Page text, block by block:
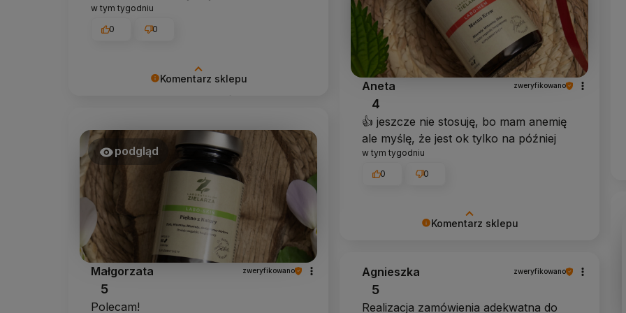
Komentarz sklepu
sprostać wymaganiom klientów takich
jak Ty i jesteśmy zadowoleni, że nam się
udało. Mamy nadzieję, że do nas
wrócisz :) Pozdrawiamy
w tym tygodniu
0 0
Komentarz sklepu
satysfakcja klienta i Twoja recenzja
potwierdza nasze wysiłki - dziękujemy
Aneta zweryfikowano
4
👍️ jeszcze nie stosuję, bo mam anemię
ale myślę, że jest ok tylko na później
w tym tygodniu
0 0
podgląd
Małgorzata zweryfikowano
5
Polecam!
Agnieszka zweryfikowano
5
Realizacja zamówienia adekwatna do